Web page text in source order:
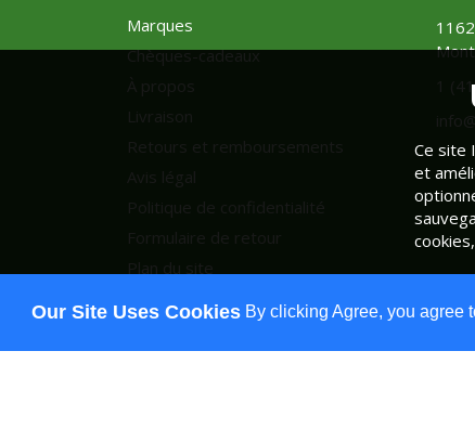
Our Site Uses Cookies By clicking Agree, you agree
Marques
Chèques-cadeaux
1
Ce site
et